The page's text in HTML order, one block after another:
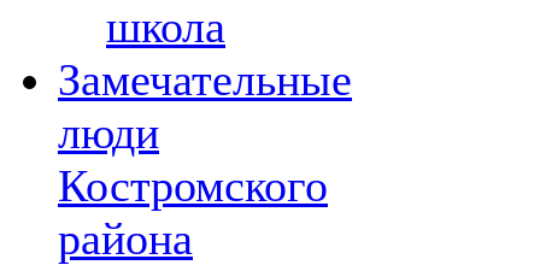
школа
Замечательные
люди
Костромского
района